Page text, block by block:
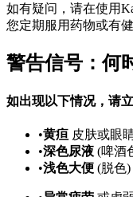
如有疑问，请在使用
您定期服用药物或有健
警告信号：何
如出现以下情况，请
•黄疸 皮肤或眼
•深色尿液 (啤酒
•浅色大便 (脱色)